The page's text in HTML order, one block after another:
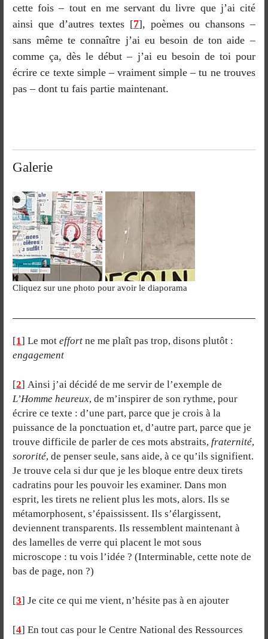
cette fois – tout en me servant du livre que j’ai cité
ainsi que d’autres textes [7], poèmes ou chansons –
sans même te connaître j’ai eu besoin de ton aide –
comme ça, dès le début – j’ai eu besoin de toi pour
écrire ce texte simple – vraiment simple – tu ne trouves
pas – dont tu fais partie maintenant.
Galerie
Cliquez sur une photo pour avoir le diaporama
[1]Le moteffortne me plaît pas trop, disons plutôt :
engagement
[2]Ainsi j’ai décidé de me servir de l’exemple de
L’Homme heureux, de m’inspirer de son rythme, pour
écrire ce texte : d’une part, parce que je crois à la
puissance de la ponctuation et, d’autre part, parce que je
trouve difficile de parler de ces mots abstraits,fraternité,
sororité, de penser seule, sans aide, à ce qu’ils signifient.
Je trouve cela si dur que je les bloque entre deux tirets
cadratins pour les pouvoir les examiner. Dans mon
esprit, les tirets ne relient plus les mots, alors. Ils se
métamorphosent, s’épaississent. Ils s’élargissent,
deviennent transparents. Ils ressemblent maintenant à
des lamelles de verre qui placent le mot sous
microscope : tu vois l’idée ? (Interminable, cette note de
bas de page, non ?)
[3]Je cite ce qui me vient, n’hésite pas à en ajouter
[4]En tout cas pour le Centre National des Ressources